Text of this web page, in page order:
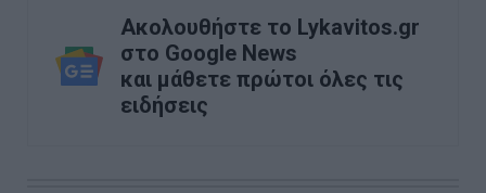
Ακολουθήστε το Lykavitos.gr
στο Google News
και μάθετε πρώτοι όλες τις
ειδήσεις